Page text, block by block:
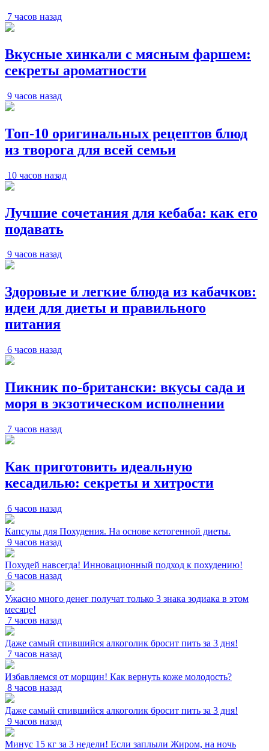
7 часов назад
Вкусные хинкали с мясным фаршем:
секреты ароматности
9 часов назад
Топ-10 оригинальных рецептов блюд
из творога для всей семьи
10 часов назад
Лучшие сочетания для кебаба: как его
подавать
9 часов назад
Здоровые и легкие блюда из кабачков:
идеи для диеты и правильного
питания
6 часов назад
Пикник по-британски: вкусы сада и
моря в экзотическом исполнении
7 часов назад
Как приготовить идеальную
кесадилью: секреты и хитрости
6 часов назад
Капсулы для Похудения. На основе кетогенной диеты.
9 часов назад
Похудей навсегда! Инновационный подход к похудению!
6 часов назад
Ужасно много денег получат только 3 знака зодиака в этом
месяце!
7 часов назад
Даже самый спившийся алкоголик бросит пить за 3 дня!
7 часов назад
Избавляемся от морщин! Как вернуть коже молодость?
8 часов назад
Даже самый спившийся алкоголик бросит пить за 3 дня!
9 часов назад
Минус 15 кг за 3 недели! Если заплыли Жиром, на ночь